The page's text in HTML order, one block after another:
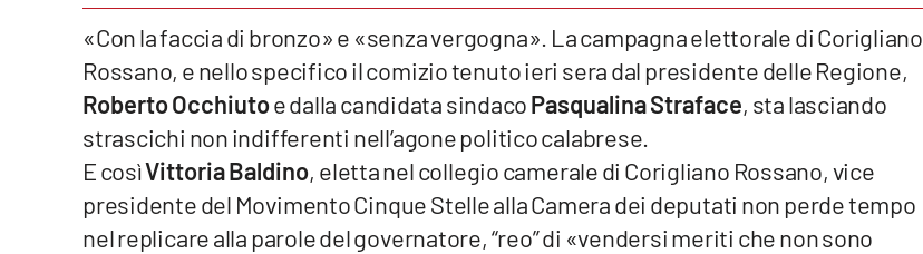
Venti di comunicazione
Streaming
LaC Network
«Con la faccia di bronzo» e «senza vergogna». La campagna elettorale di Corigliano
Rossano, e nello specifico il comizio tenuto ieri sera dal presidente delle Regione,
Roberto Occhiutoe dalla candidata sindacoPasqualina Straface, sta lasciando
strascichi non indifferenti nell’agone politico calabrese.
E cosìVittoria Baldino, eletta nel collegio camerale di Corigliano Rossano, vice
presidente del Movimento Cinque Stelle alla Camera dei deputati non perde tempo
nel replicare alla parole del governatore, “reo” di «vendersi meriti che non sono